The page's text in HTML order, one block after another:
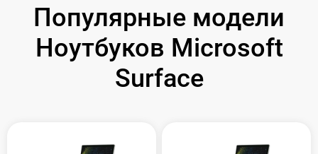
Популярные модели
Ноутбуков Microsoft
Surface